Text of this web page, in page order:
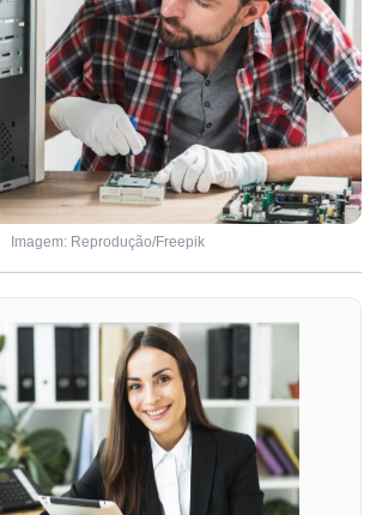
Imagem: Reprodução/Freepik